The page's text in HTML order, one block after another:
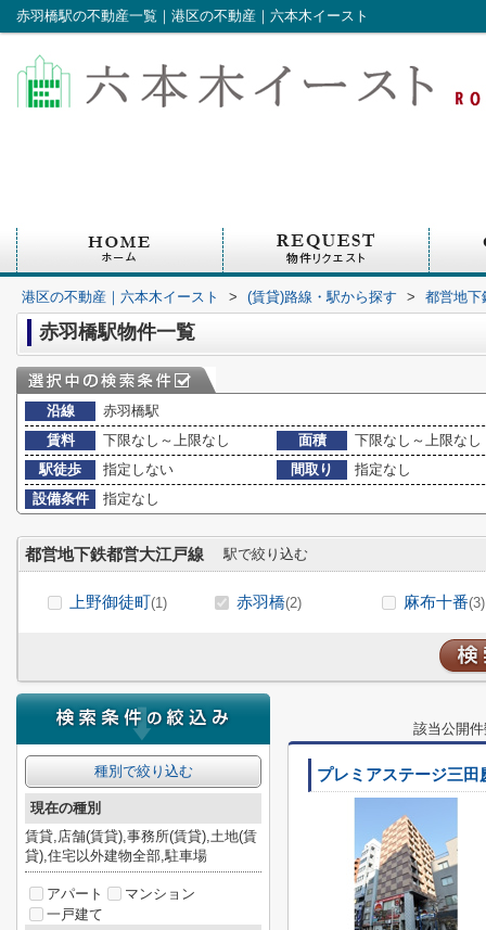
赤羽橋駅の不動産一覧｜港区の不動産｜六本木イースト
港区の不動産｜六本木イースト > (賃貸)路線・駅から探す > 都営地下
赤羽橋駅物件一覧
沿線
赤羽橋駅
賃料
下限なし～上限なし 面積
下限なし～上限なし
駅徒歩
指定しない 間取り
指定なし
設備条件
指定なし
都営地下鉄都営大江戸線 駅で絞り込む
上野御徒町(1) 赤羽橋(2) 麻布十番(3)
該当公開
プレミアステージ三田
種別で絞り込む
現在の種別
賃貸,店舗(賃貸),事務所(賃貸),土地(賃
貸),住宅以外建物全部,駐車場
アパート
マンション
一戸建て